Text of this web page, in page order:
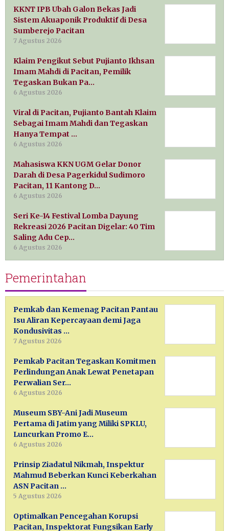
KKNT IPB Ubah Galon Bekas Jadi
Sistem Akuaponik Produktif di Desa
Sumberejo Pacitan
7 Agustus 2026
Klaim Pengikut Sebut Pujianto Ikhsan
Imam Mahdi di Pacitan, Pemilik
Tegaskan Bukan Pa…
6 Agustus 2026
Viral di Pacitan, Pujianto Bantah Klaim
Sebagai Imam Mahdi dan Tegaskan
Hanya Tempat …
6 Agustus 2026
Mahasiswa KKN UGM Gelar Donor
Darah di Desa Pagerkidul Sudimoro
Pacitan, 11 Kantong D…
6 Agustus 2026
Seri Ke-14 Festival Lomba Dayung
Rekreasi 2026 Pacitan Digelar: 40 Tim
Saling Adu Cep…
6 Agustus 2026
Pemerintahan
Pemkab dan Kemenag Pacitan Pantau
Isu Aliran Kepercayaan demi Jaga
Kondusivitas …
7 Agustus 2026
Pemkab Pacitan Tegaskan Komitmen
Perlindungan Anak Lewat Penetapan
Perwalian Ser…
6 Agustus 2026
Museum SBY-Ani Jadi Museum
Pertama di Jatim yang Miliki SPKLU,
Luncurkan Promo E…
6 Agustus 2026
Prinsip Ziadatul Nikmah, Inspektur
Mahmud Beberkan Kunci Keberkahan
ASN Pacitan …
5 Agustus 2026
Optimalkan Pencegahan Korupsi
Pacitan, Inspektorat Fungsikan Early